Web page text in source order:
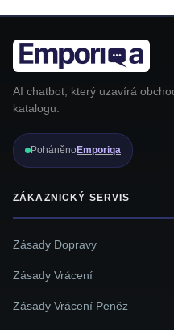
AI chatbot, který uzavírá
katalogu.
PoháněnoEmporiqa
ZÁKAZNICKÝ SERVIS
Zásady Dopravy
Zásady Vrácení
Zásady Vrácení Peněz